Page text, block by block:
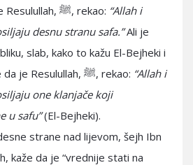
radijallahu anha, da je Resulullah, ﷺ, rekao: “Allah i
desnu stranu safa.”Ali je
slab, kako to kažu El-Bejheki i
El-Albani. Ispravno je da je Resulullah, ﷺ, rekao: “Allah i
one klanjače koji
u safu”(El-Bejheki).
strane nad lijevom, šejh Ibn
kaže da je “vrednije stati na